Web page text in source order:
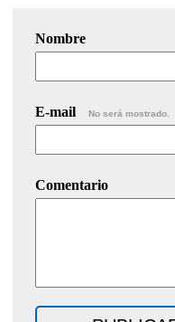
Nombre
E-mail No será mostrado.
Comentario